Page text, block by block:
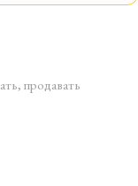
продавать